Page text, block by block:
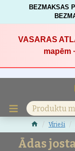
BEZMAKSAS
VASARAS
mapēm
Vīrieši
Ādas